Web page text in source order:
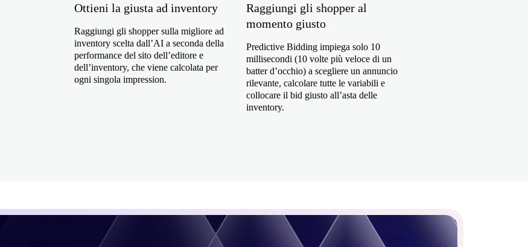
Ottieni la giusta ad inventory
Raggiungi gli shopper sulla migliore ad
inventory scelta dall’AI a seconda della
performance del sito dell’editore e
dell’inventory, che viene calcolata per
ogni singola impression.
Raggiungi gli shopper al
momento giusto
Predictive Bidding impiega solo 10
millisecondi (10 volte più veloce di un
batter d’occhio) a scegliere un annuncio
rilevante, calcolare tutte le variabili e
collocare il bid giusto all’asta delle
inventory.